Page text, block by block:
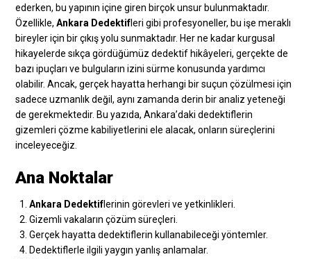
ederken, bu yapının içine giren birçok unsur bulunmaktadır.
Özellikle,Ankara Dedektifleri gibi profesyoneller, bu işe meraklı
bireyler için bir çıkış yolu sunmaktadır. Her ne kadar kurgusal
hikayelerde sıkça gördüğümüz dedektif hikâyeleri, gerçekte de
bazı ipuçları ve bulguların izini sürme konusunda yardımcı
olabilir. Ancak, gerçek hayatta herhangi bir suçun çözülmesi için
sadece uzmanlık değil, aynı zamanda derin bir analiz yeteneği
de gerekmektedir. Bu yazıda, Ankara’daki dedektiflerin
gizemleri çözme kabiliyetlerini ele alacak, onların süreçlerini
inceleyeceğiz.
Ana Noktalar
Ankara Dedektiflerinin görevleri ve yetkinlikleri.
Gizemli vakaların çözüm süreçleri.
Gerçek hayatta dedektiflerin kullanabileceği yöntemler.
Dedektiflerle ilgili yaygın yanlış anlamalar.